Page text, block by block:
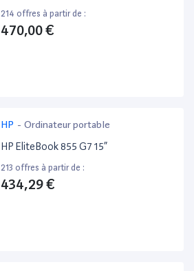
214 offres à partir de :
470,00 €
HP - Ordinateur portable
HP EliteBook 855 G7 15”
213 offres à partir de :
434,29 €